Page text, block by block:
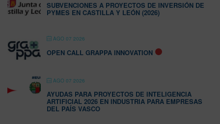
SUBVENCIONES A PROYECTOS DE INVERSIÓN DE
PYMES EN CASTILLA Y LEÓN (2026)
AGO 07 2026
OPEN CALL GRAPPA INNOVATION
AGO 07 2026
AYUDAS PARA PROYECTOS DE INTELIGENCIA
ARTIFICIAL 2026 EN INDUSTRIA PARA EMPRESAS
DEL PAÍS VASCO